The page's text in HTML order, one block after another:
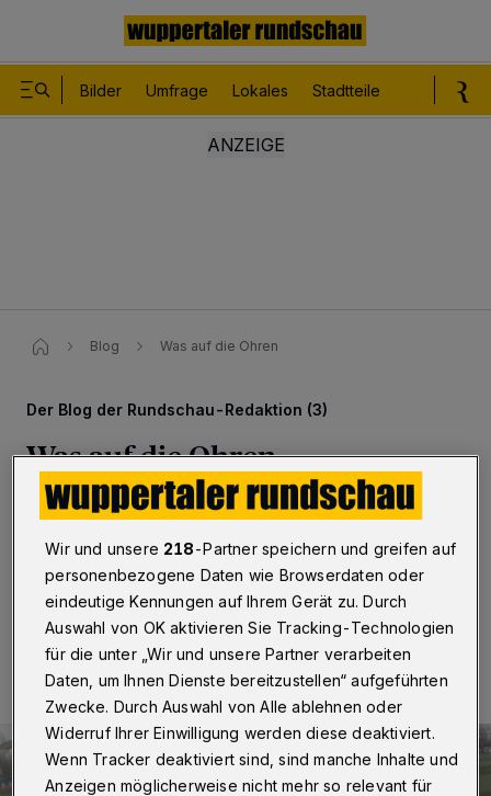
Bilder Umfrage Lokales Stadtteile
Blog Was auf die Ohren
Der Blog der Rundschau-Redaktion (3)
Was auf die Ohren
Wuppertal·Hier bloggen wir ab sofort, was hinter den
29.12.2015 , 12:24 Uhr Eine Minute Lesezeit
Wir und unsere 218-Partner speichern und greifen auf
personenbezogene Daten wie Browserdaten oder
eindeutige Kennungen auf Ihrem Gerät zu. Durch
Auswahl von OK aktivieren Sie Tracking-Technologien
für die unter „Wir und unsere Partner verarbeiten
Daten, um Ihnen Dienste bereitzustellen“ aufgeführten
Zwecke. Durch Auswahl von Alle ablehnen oder
Widerruf Ihrer Einwilligung werden diese deaktiviert.
Wenn Tracker deaktiviert sind, sind manche Inhalte und
Anzeigen möglicherweise nicht mehr so relevant für